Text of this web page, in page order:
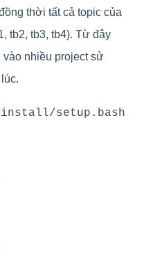
thời tất cả topic của
tb2, tb3, tb4). Từ đây
vào nhiều project sử
install/setup.bash